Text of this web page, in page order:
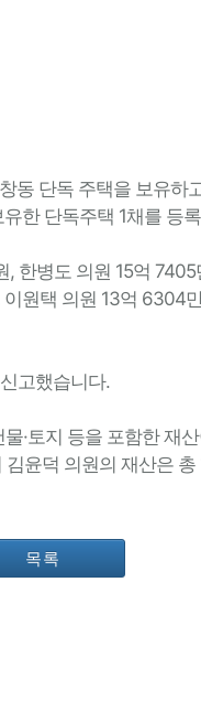
동 단독 주택을 보유하
한 단독주택 1채를 등
한병도 의원 15억
원택 의원 13억 6304
고했습니다.
·토지 등을 포함한 재
윤덕 의원의 재산은 총
목록